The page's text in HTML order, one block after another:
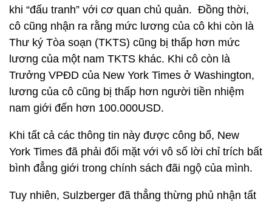
khi “đấu tranh” với cơ quan chủ quản. Đồng thời,
cô cũng nhận ra rằng mức lương của cô khi còn là
Thư ký Tòa soạn (TKTS) cũng bị thấp hơn mức
lương của một nam TKTS khác. Khi cô còn là
Trưởng VPĐD của New York Times ở Washington,
lương của cô cũng bị thấp hơn người tiền nhiệm
nam giới đến hơn 100.000USD.
Khi tất cả các thông tin này được công bố, New
York Times đã phải đối mặt với vô số lời chỉ trích bất
bình đẳng giới trong chính sách đãi ngộ của mình.
Tuy nhiên, Sulzberger đã thẳng thừng phủ nhận tất